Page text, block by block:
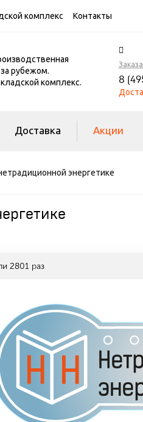
комплекс Контакты
за рубежом.
комплекс.
8
Доставка Акции
энергетике
2801 раз